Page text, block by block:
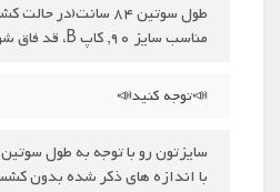
مناسب سایز 90, کاپ B، قد فاق شورت 26 سانت
📣توجه کنید📣
سایزتون رو با توجه به طول
با اندازه های ذکر شده بدون